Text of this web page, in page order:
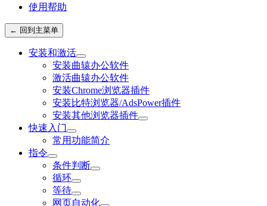
使用帮助
← 回到主菜单
安装和激活
安装曲辕办公软件
激活曲辕办公软件
安装Chrome浏览器插件
安装比特浏览器/AdsPower插件
安装其他浏览器插件
快速入门
常用功能简介
指令
条件判断
循环
等待
网页自动化